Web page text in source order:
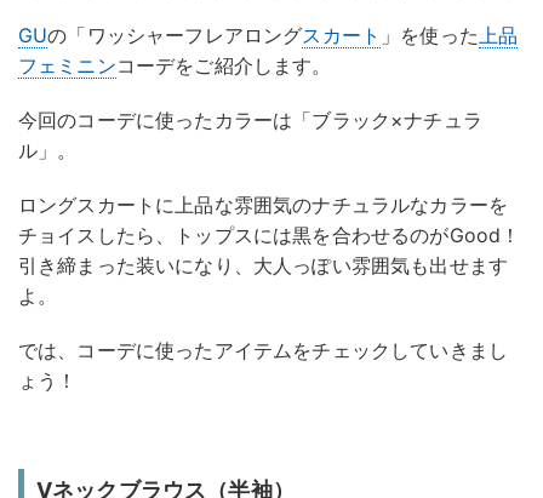
GUの「ワッシャーフレアロングスカート 」を使った上品
フェミニンコーデをご紹介します。
今回のコーデに使ったカラーは「ブラック×ナチュラ
ル」。
ロングスカートに上品な雰囲気のナチュラルなカラーを
チョイスしたら、トップスには黒を合わせるのがGood！
引き締まった装いになり、大人っぽい雰囲気も出せます
よ。
では、コーデに使ったアイテムをチェックしていきまし
ょう！
Vネックブラウス（半袖）